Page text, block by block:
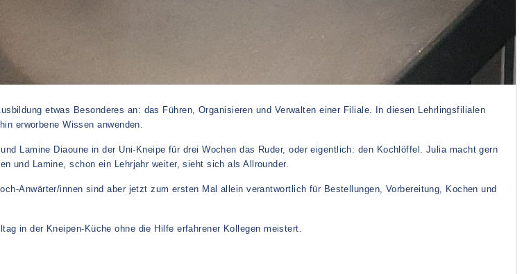
etwas Besonderes an: das Führen, Organisieren und Verwalten einer Filiale. In diesen Lehrlingsfilialen
erworbene Wissen anwenden.
Lamine Diaoune in der Uni-Kneipe für drei Wochen das Ruder, oder eigentlich: den Kochlöffel. Julia macht gern
und Lamine, schon ein Lehrjahr weiter, sieht sich als Allrounder.
Anwärter/innen sind aber jetzt zum ersten Mal allein verantwortlich für Bestellungen, Vorbereitung, Kochen und
in der Kneipen-Küche ohne die Hilfe erfahrener Kollegen meistert.